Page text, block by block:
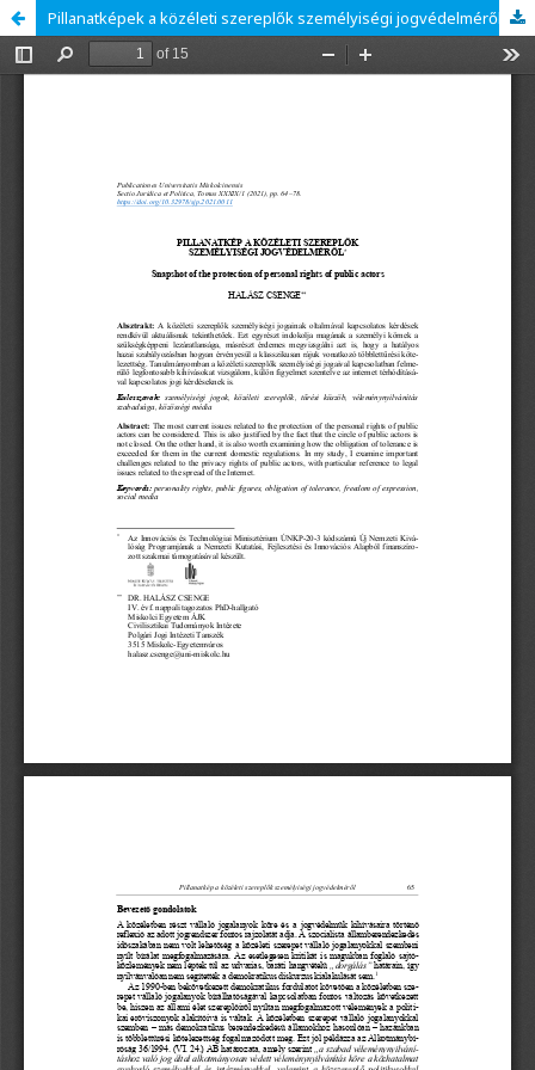
Pillanatképek a közéleti szereplők személyiségi jogvédelméről